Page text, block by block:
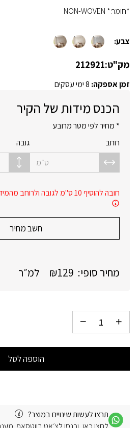
*חומר:* NON-WOVEN
צבע:
מק"ט:212921
זמן אספקה: 8 ימי עסקים
הכנס מידות של הקיר
* מחיר לפי מטר מרובע
רוחב
ס״מ
גובה
חובה להוסיף 10 ס"מ לגובה ולרוחב מהמידה המקורית של הקיר!
חשב מחיר
מחיר סופי: ₪129 למ״ר
הוספה לסל
תרצו לעשות שינויים במוצר?